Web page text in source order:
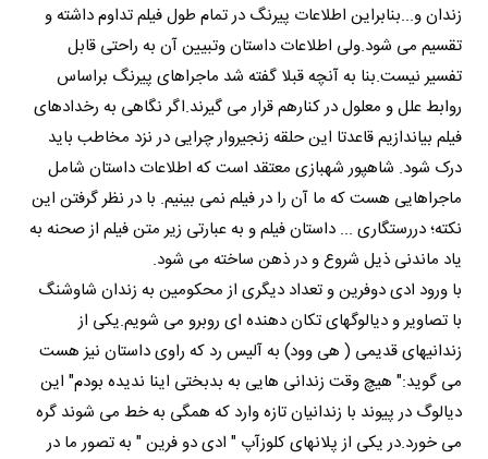
زندان و...بنابراین اطلاعات پیرنگ در تمام طول فیلم تداوم داشته و
تقسیم می شود.ولی اطلاعات داستان وتبیین آن به راحتی قابل
تفسیر نیست.بنا به آنچه قبلا گفته شد ماجراهای پیرنگ براساس
روابط علل و معلول در کنارهم قرار می گیرند.اگر نگاهی به رخدادهای
فیلم بیاندازیم قاعدتا این حلقه زنجیروار چرایی در نزد مخاطب باید
درک شود. شاهپور شهبازی معتقد است که اطلاعات داستان شامل
ماجراهایی هست که ما آن را در فیلم نمی بینیم. با در نظر گرفتن این
نکته؛ دررستگاری ... داستان فیلم و به عبارتی زیر متن فیلم از صحنه به
یاد ماندنی ذیل شروع و در ذهن ساخته می شود.
با ورود ادی دوفرین و تعداد دیگری از محکومین به زندان شاوشنگ
با تصاویر و دیالوگهای تکان دهنده ای روبرو می شویم.یکی از
زندانیهای قدیمی ( هی وود) به آلیس رد که راوی داستان نیز هست
می گوید:" هیچ وقت زندانی هایی به بدبختی اینا ندیده بودم" این
دیالوگ در پیوند با زندانیان تازه وارد که همگی به خط می شوند گره
می خورد.در یکی از پلانهای کلوزآپ " ادی دو فرین " به تصور ما در